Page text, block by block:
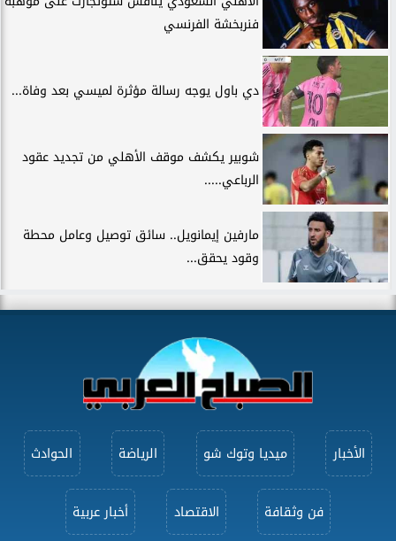
فنربخشة الفرنسي
دي باول يوجه رسالة مؤثرة لميسي بعد وفاة...
شوبير يكشف موقف الأهلي من تجديد عقود
الرباعي.....
مارفين إيمانويل.. سائق توصيل وعامل محطة
وقود يحقق...
الأخبار ميديا وتوك شو الرياضة الحوادث
فن وثقافة الاقتصاد أخبار عربية